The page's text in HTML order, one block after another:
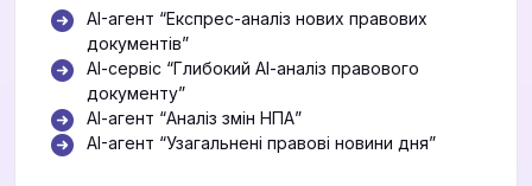
AI-агент “Експрес-аналіз нових правових
документів”
АІ-сервіс “Глибокий АІ-аналіз правового
документу”
АІ-агент “Аналіз змін НПА”
AI-агент “Узагальнені правові новини дня”